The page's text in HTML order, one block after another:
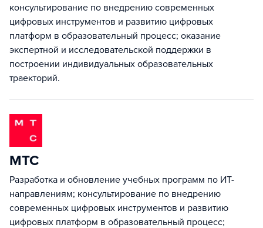
консультирование по внедрению современных
цифровых инструментов и развитию цифровых
платформ в образовательный процесс; оказание
экспертной и исследовательской поддержки в
построении индивидуальных образовательных
траекторий.
МТС
Разработка и обновление учебных программ по ИТ-
направлениям; консультирование по внедрению
современных цифровых инструментов и развитию
цифровых платформ в образовательный процесс;